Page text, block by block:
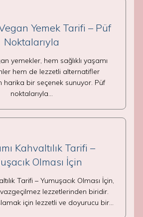
Vegan Yemek Tarifi – Püf
Noktalarıyla
yemekler, hem sağlıklı yaşamı
hem de lezzetli alternatifler
harika bir seçenek sunuyor. Püf
noktalarıyla…
Kahvaltılık Tarifi –
Olması İçin
Tarifi – Yumuşacık Olması İçin,
vazgeçilmez lezzetlerinden biridir.
için lezzetli ve doyurucu bir…